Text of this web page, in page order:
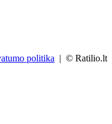
politika | © Ratilio.lt